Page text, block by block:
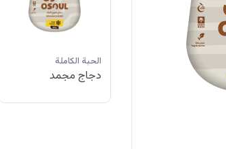
الحبة الكاملة
دجاج مجمد
الحبة الكاملة
دجاج مبرد